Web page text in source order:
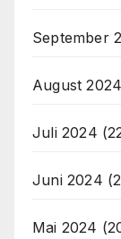
September
August 2024
Juli 2024
Juni 2024
Mai 2024